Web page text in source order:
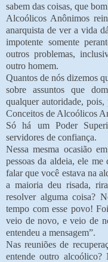
sabem das coisas, que
Alcoólicos Anônimos
anarquista de ver a vida
impotente somente
outros problemas,
outro homem.
Quantos de nós dizemos
sobre assuntos que
qualquer autoridade,
Conceitos de Alcoólicos
Só há um Poder
servidores de confiança.
Nessa mesma ocasião
pessoas da aldeia, ele
falar que você estava na
a maioria deu risada,
resolver alguma coisa?
tempo com esse povo!
veio de novo, e veio de
entendeu a mensagem”.
Nas reuniões de
entende outro alcoólico?